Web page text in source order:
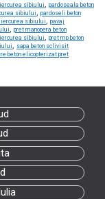
sibiului, pardoseala beton
sibiului,pardoseli beton
sibiului,pavaj
,pret manopera beton
sibiului,pret mp beton
,sapa beton sclivisit
beton elicopterizat pret